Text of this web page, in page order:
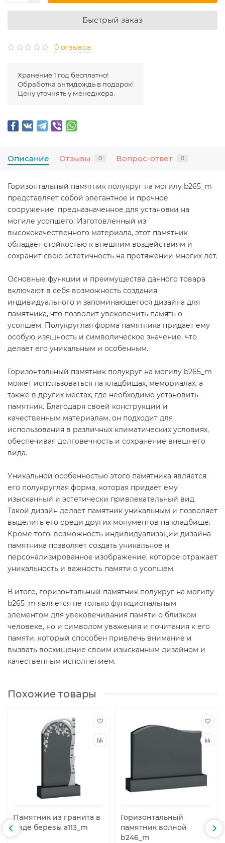
Быстрый заказ
0 отзывов
Хранение 1 год бесплатно!
Обработка антидождь в подарок!
Цену уточнять у менеджера.
Описание Отзывы 0 Вопрос-ответ 0
Горизонтальный памятник полукруг на могилу b265_m
представляет собой элегантное и прочное
сооружение, предназначенное для установки на
могиле усопшего. Изготовленный из
высококачественного материала, этот памятник
обладает стойкостью к внешним воздействиям и
сохранит свою эстетичность на протяжении многих лет.
Основные функции и преимущества данного товара
включают в себя возможность создания
индивидуального и запоминающегося дизайна для
памятника, что позволит увековечить память о
усопшем. Полукруглая форма памятника придает ему
особую изящность и символическое значение, что
делает его уникальным и особенным.
Горизонтальный памятник полукруг на могилу b265_m
может использоваться на кладбищах, мемориалах, а
также в других местах, где необходимо установить
памятник. Благодаря своей конструкции и
качественным материалам, он подходит для
использования в различных климатических условиях,
обеспечивая долговечность и сохранение внешнего
вида.
Уникальной особенностью этого памятника является
его полукруглая форма, которая придает ему
изысканный и эстетически привлекательный вид.
Такой дизайн делает памятник уникальным и позволяет
выделить его среди других монументов на кладбище.
Кроме того, возможность индивидуализации дизайна
памятника позволяет создать уникальное и
персонализированное изображение, которое отражает
уникальность и важность памяти о усопшем.
В итоге, горизонтальный памятник полукруг на могилу
b265_m является не только функциональным
элементом для увековечивания памяти о близком
человеке, но и символом уважения и почитания к его
памяти, который способен привлечь внимание и
вызвать восхищение своим изысканным дизайном и
качественным исполнением.
Похожие товары
Памятник из гранита в
виде березы a113_m
Горизонтальный
памятник волной
b246_m